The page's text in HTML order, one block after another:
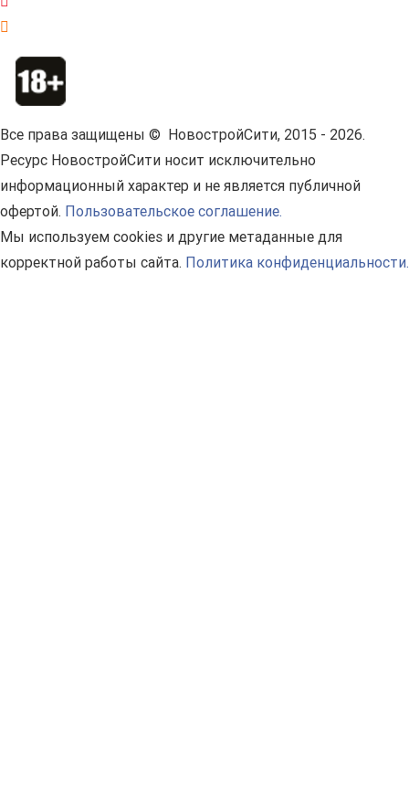
Все права защищены © НовостройСити, 2015 - 2026.
Ресурс НовостройСити носит исключительно
информационный характер и не является публичной
офертой. Пользовательское соглашение.
Мы используем cookies и другие метаданные для
корректной работы сайта. Политика конфиденциальности.